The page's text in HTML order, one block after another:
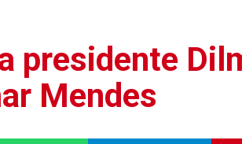
presidente
Mendes